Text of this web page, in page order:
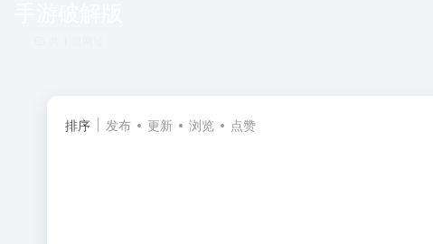
排序 发布 更新 浏览 点赞